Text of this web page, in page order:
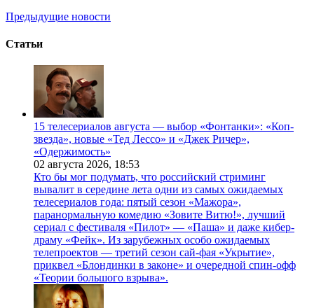
Предыдущие новости
Статьи
15 телесериалов августа — выбор «Фонтанки»: «Коп-
звезда», новые «Тед Лессо» и «Джек Ричер»,
«Одержимость»
02 августа 2026, 18:53
Кто бы мог подумать, что российский стриминг
вывалит в середине лета одни из самых ожидаемых
телесериалов года: пятый сезон «Мажора»,
паранормальную комедию «Зовите Витю!», лучший
сериал с фестиваля «Пилот» — «Паша» и даже кибер-
драму «Фейк». Из зарубежных особо ожидаемых
телепроектов — третий сезон сай-фая «Укрытие»,
приквел «Блондинки в законе» и очередной спин-офф
«Теории большого взрыва».